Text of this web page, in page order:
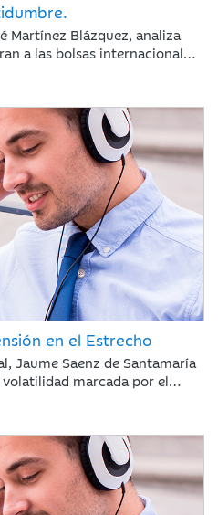
Martínez Blázquez, analiza
a las bolsas internacionales
la escalada del
tecnológico tras los
Además, revisa la postura
y las nuevas tarifas
un entorno de tipos elevados,
ya no bastan las
de inversión y
en el Estrecho
Jaume Saenz de Santamaría
marcada por el
de los 90 dólares tras
de este panorama, la banca
de resultados y la
signos de moderación.